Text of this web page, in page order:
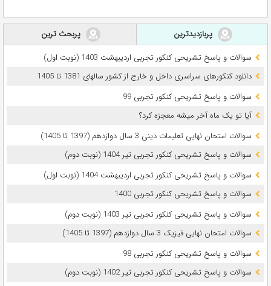
پربازدیدترین
پربحث ترین
سوالات و پاسخ تشریحی کنکور تجربی اردیبهشت 1403 (نوبت اول)
دانلود کنکورهای سراسری داخل و خارج از کشور سالهای 1381 تا 1405
سوالات و پاسخ تشریحی کنکور تجربی 99
آیا تو یک ماه آخر میشه معجزه کرد؟
سوالات امتحان نهایی تعلیمات دینی 3 سال دوازدهم (1397 تا 1405)
سوالات و پاسخ تشریحی کنکور تجربی تیر 1404 (نوبت دوم)
سوالات و پاسخ تشریحی کنکور تجربی اردیبهشت 1404 (نوبت اول)
سوالات و پاسخ تشریحی کنکور تجربی 1400
سوالات و پاسخ تشریحی کنکور تجربی تیر 1403 (نوبت دوم)
سوالات امتحان نهایی فیزیک 3 سال دوازدهم (1397 تا 1405)
سوالات و پاسخ تشریحی کنکور تجربی 98
سوالات و پاسخ تشریحی کنکور تجربی تیر 1402 (نوبت دوم)